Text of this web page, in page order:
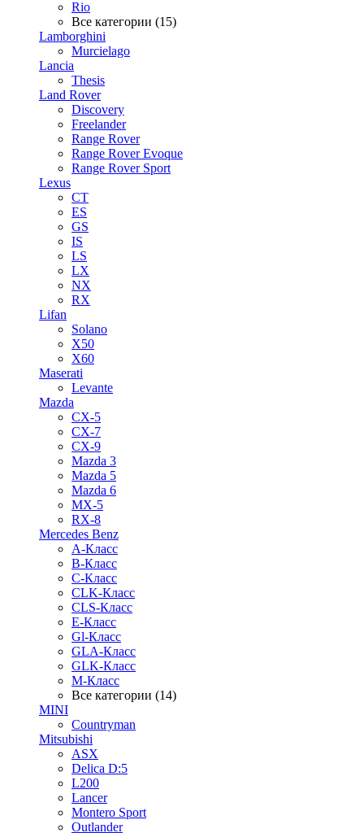
Rio
Все категории (15)
Lamborghini
Murcielago
Lancia
Thesis
Land Rover
Discovery
Freelander
Range Rover
Range Rover Evoque
Range Rover Sport
Lexus
CT
ES
GS
IS
LS
LX
NX
RX
Lifan
Solano
X50
X60
Maserati
Levante
Mazda
CX-5
CX-7
CX-9
Mazda 3
Mazda 5
Mazda 6
MX-5
RX-8
Mercedes Benz
A-Класс
B-Класс
C-Класс
CLK-Класс
CLS-Класс
E-Класс
Gl-Класс
GLA-Класс
GLK-Класс
M-Класс
Все категории (14)
MINI
Countryman
Mitsubishi
ASX
Delica D:5
L200
Lancer
Montero Sport
Outlander